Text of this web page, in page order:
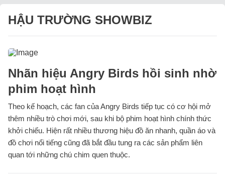
HẬU TRƯỜNG SHOWBIZ
Nhãn hiệu Angry Birds hồi sinh nhờ
phim hoạt hình
Theo kế hoạch, các fan của Angry Birds tiếp tục có cơ hội mở
thêm nhiều trò chơi mới, sau khi bộ phim hoạt hình chính thức
khởi chiếu. Hiện rất nhiều thương hiệu đồ ăn nhanh, quần áo và
đồ chơi nổi tiếng cũng đã bắt đầu tung ra các sản phẩm liên
quan tới những chú chim quen thuộc.